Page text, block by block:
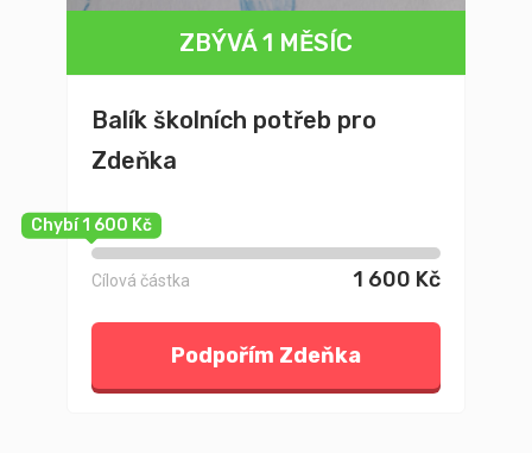
ZBÝVÁ 1 MĚSÍC
Balík školních potřeb pro
Zdeňka
Chybí 1 600 Kč
Cílová částka 1 600 Kč
Podpořím Zdeňka